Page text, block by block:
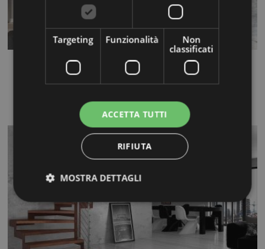
Rexal XR
Jedes Modell wird auf Ihre Massen und Raum angefertigt.
Diese Treppen haben eine...
Targeting Funzionalità
Non
classificati
ACCETTA TUTTI
RIFIUTA
MOSTRA DETTAGLI
Strettamente necessari
Performance
Targeting
Funzionalità